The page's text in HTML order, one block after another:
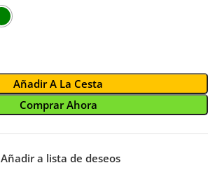
Añadir A La Cesta
Comprar Ahora
Añadir a lista de deseos